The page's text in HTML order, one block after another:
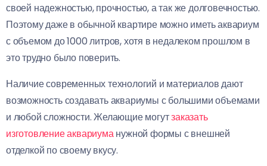
своей надежностью, прочностью, а так же долговечностью.
Поэтому даже в обычной квартире можно иметь аквариум
с объемом до 1000 литров, хотя в недалеком прошлом в
это трудно было поверить.
Наличие современных технологий и материалов дают
возможность создавать аквариумы с большими объемами
и любой сложности. Желающие могутзаказать
изготовление аквариуманужной формы с внешней
отделкой по своему вкусу.